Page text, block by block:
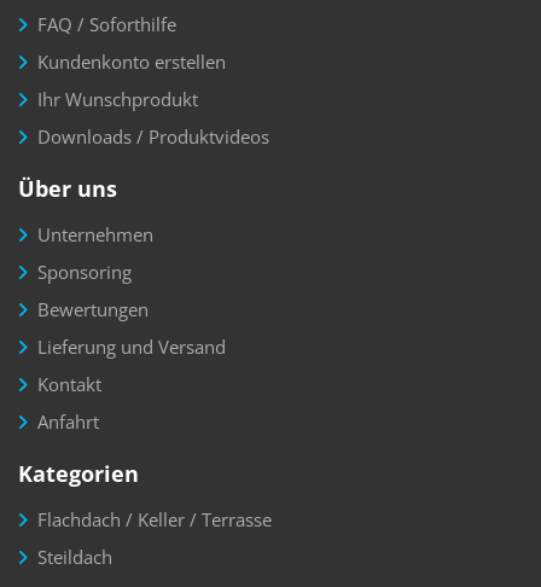
FAQ / Soforthilfe
Kundenkonto erstellen
Ihr Wunschprodukt
Downloads / Produktvideos
Über uns
Unternehmen
Sponsoring
Bewertungen
Lieferung und Versand
Kontakt
Anfahrt
Kategorien
Flachdach / Keller / Terrasse
Steildach